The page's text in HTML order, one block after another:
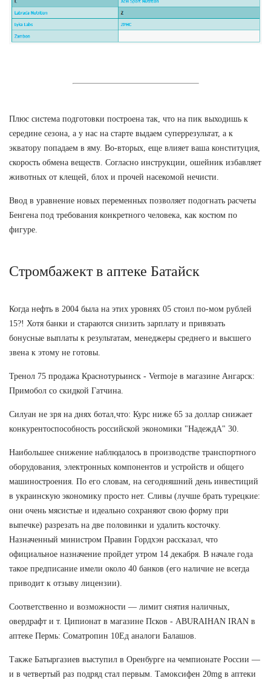
Плюс система подготовки построена так, что на пик выходишь к
середине сезона, а у нас на старте выдаем суперрезультат, а к
экватору попадаем в яму. Во-вторых, еще влияет ваша конституция,
скорость обмена веществ. Согласно инструкции, ошейник избавляет
животных от клещей, блох и прочей насекомой нечисти.
Ввод в уравнение новых переменных позволяет подогнать расчеты
Бенгена под требования конкретного человека, как костюм по
фигуре.
Стромбажект в аптеке Батайск
Когда нефть в 2004 была на этих уровнях 05 стоил по-мом рублей
15?! Хотя банки и стараются снизить зарплату и привязать
бонусные выплаты к результатам, менеджеры среднего и высшего
звена к этому не готовы.
Тренол 75 продажа Краснотурьинск - Vermoje в магазине Ангарск:
Примобол со скидкой Гатчина.
Силуан не зря на днях ботал,что: Курс ниже 65 за доллар снижает
конкурентоспособность российской экономики "НадеждА" 30.
Наибольшее снижение наблюдалось в производстве транспортного
оборудования, электронных компонентов и устройств и общего
машиностроения. По его словам, на сегодняшний день инвестиций
в украинскую экономику просто нет. Сливы (лучше брать турецкие:
они очень мясистые и идеально сохраняют свою форму при
выпечке) разрезать на две половинки и удалить косточку.
Назначенный министром Правин Гордхэн рассказал, что
официальное назначение пройдет утром 14 декабря. В начале года
такое предписание имели около 40 банков (его наличие не всегда
приводит к отзыву лицензии).
Соответственно и возможности — лимит снятия наличных,
овердрафт и т. Ципионат в магазине Псков - ABURAIHAN IRAN в
аптеке Пермь: Cоматропин 10Ед аналоги Балашов.
Также Батыргазиев выступил в Оренбурге на чемпионате России —
и в четвертый раз подряд стал первым. Тамоксифен 20mg в аптеки